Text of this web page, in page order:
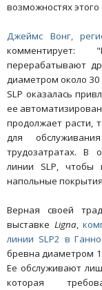
возможностях
Джеймс Вонг,
комментирует:
перерабатывают
диаметром около
SLP оказалась
ее
продолжает расти,
для
трудозатратах. В
линии SLP, чтобы
напольные
Верная своей
выставке Ligna,
линии SLP2 в
бревна диаметром
Ее обслуживают
которая